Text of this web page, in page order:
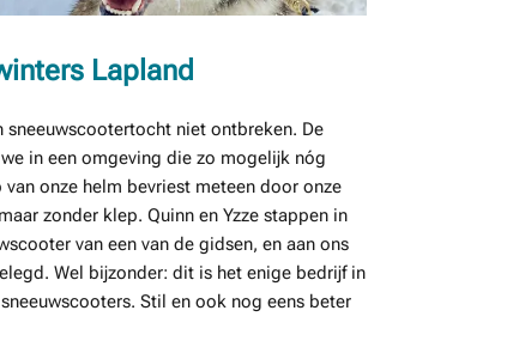
Lapland
sneeuwscootertocht niet ontbreken. De
in een omgeving die zo mogelijk nóg
onze helm bevriest meteen door onze
zonder klep. Quinn en Yzze stappen in
van een van de gidsen, en aan ons
Wel bijzonder: dit is het enige bedrijf in
Stil en ook nog eens beter